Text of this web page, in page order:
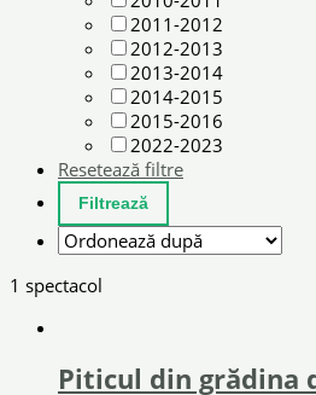
2011-2012
2012-2013
2013-2014
2014-2015
2015-2016
2022-2023
Resetează filtre
1 spectacol
Piticul din grădina